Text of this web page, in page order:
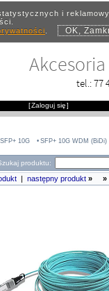
i
. OK,
tel.:77
[Zaloguj się]
SFP+ 10G SFP+ 10G WDM (BiDi)
produktu:
następny produkt » »